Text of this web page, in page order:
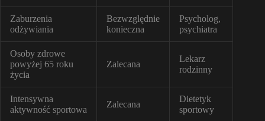
Zaburzenia
odżywiania
Bezwzględnie
konieczna
Psycholog,
psychiatra
Osoby zdrowe
powyżej 65 roku
życia
Zalecana
Lekarz
rodzinny
Intensywna
aktywność sportowa
Zalecana
Dietetyk
sportowy